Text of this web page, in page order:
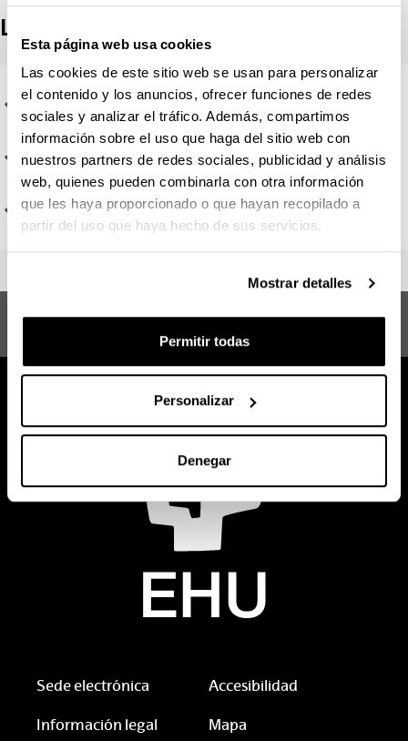
Esta página web usa cookies
Las cookies de este sitio web se usan para personalizar
el contenido y los anuncios, ofrecer funciones de redes
sociales y analizar el tráfico. Además, compartimos
información sobre el uso que haga del sitio web con
nuestros partners de redes sociales, publicidad y análisis
web, quienes pueden combinarla con otra información
que les haya proporcionado o que hayan recopilado a
partir del uso que haya hecho de sus servicios.
Mostrar detalles
Permitir todas
Personalizar
Denegar
Líneas de investigación
Características, posibilidades y condiciones de la
práctica pictórica.
Documentación, catalogación y reproducción gráfica de
la obra pictórica
Exhibición y distribución de la obra pictórica
Máster en Pintura
Sede electrónica Accesibilidad
Información legal Mapa